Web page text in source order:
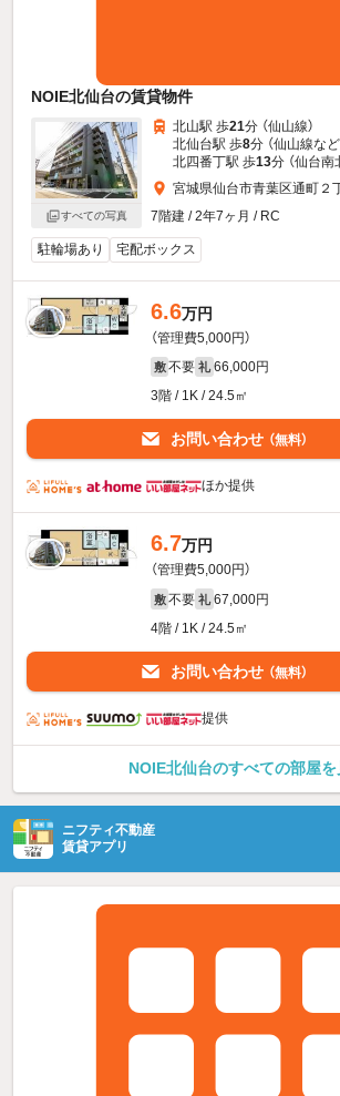
NOIE北仙台の賃貸物件
すべての写真
北山駅 歩21分 （仙山線）
北仙台駅 歩8分 （仙山線など
北四番丁駅 歩13分 （仙台南
宮城県仙台市青葉区通町２
7階建 / 2年7ヶ月 / RC
駐輪場あり 宅配ボックス
6.6万円
（管理費5,000円）
敷 不要 礼 66,000円
3階 / 1K / 24.5㎡
お問い合わせ （無料）
ほか提供
6.7万円
（管理費5,000円）
敷 不要 礼 67,000円
4階 / 1K / 24.5㎡
お問い合わせ （無料）
提供
NOIE北仙台のすべての部屋を
ニフティ不動産
賃貸アプリ